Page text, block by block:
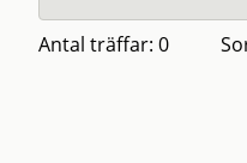
Antal träffar: 0